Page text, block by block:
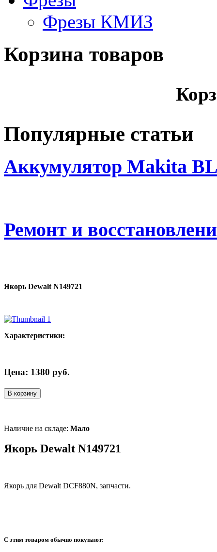
Фрезы КМИЗ
Корзина товаров
Популярные статьи
Аккумулятор Makita
Ремонт и
Якорь Dewalt N149721
Характеристики:
Цена: 1380 руб.
В корзину
Наличие на складе: Мало
Якорь Dewalt N149721
Якорь для Dewalt DCF880N, запчасти.
С этим товаром обычно покупают: